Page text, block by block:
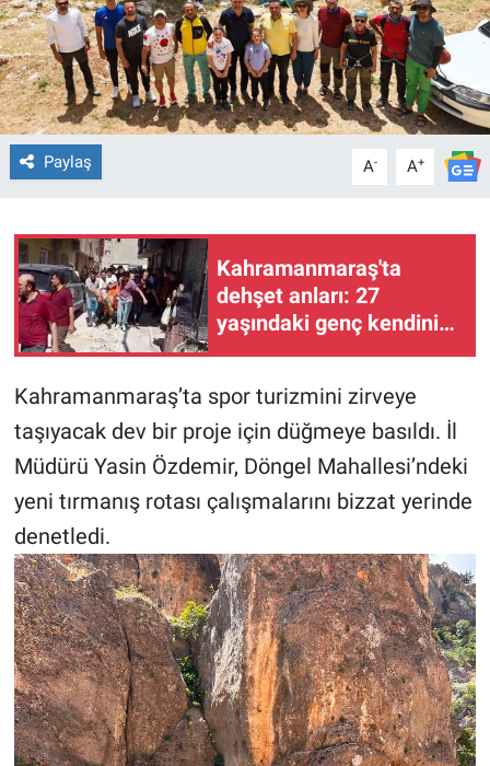
Paylaş A- A+
Kahramanmaraş'ta
dehşet anları: 27
yaşındaki genç kendini
Kahramanmaraş’ta spor turizmini zirveye
taşıyacak dev bir proje için düğmeye basıldı. İl
Müdürü Yasin Özdemir, Döngel Mahallesi’ndeki
yeni tırmanış rotası çalışmalarını bizzat yerinde
denetledi.
Bilim, Teknoloji
ASAYİŞ
ÇEVRE
EĞİTİM
BİLİM VE TEKNOLOJİ
Bölge